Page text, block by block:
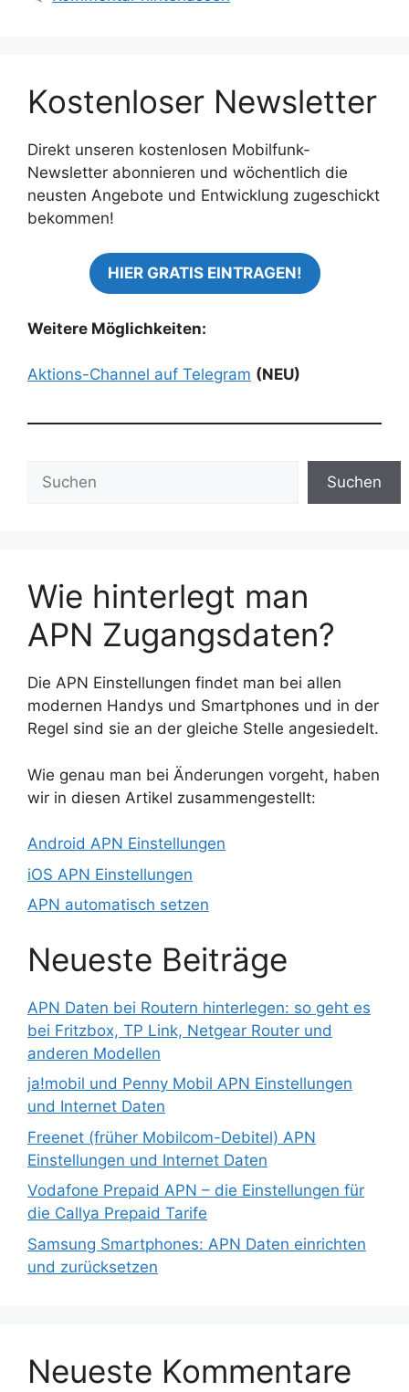
Kostenloser Newsletter
Direkt unseren kostenlosen Mobilfunk-
Newsletter abonnieren und wöchentlich die
neusten Angebote und Entwicklung zugeschickt
bekommen!
HIER GRATIS EINTRAGEN!
Weitere Möglichkeiten:
Aktions-Channel auf Telegram (NEU)
Suchen
Suchen
Wie hinterlegt man
APN Zugangsdaten?
Die APN Einstellungen findet man bei allen
modernen Handys und Smartphones und in der
Regel sind sie an der gleiche Stelle angesiedelt.
Wie genau man bei Änderungen vorgeht, haben
wir in diesen Artikel zusammengestellt:
Android APN Einstellungen
iOS APN Einstellungen
APN automatisch setzen
Neueste Beiträge
APN Daten bei Routern hinterlegen: so geht es
bei Fritzbox, TP Link, Netgear Router und
anderen Modellen
ja!mobil und Penny Mobil APN Einstellungen
und Internet Daten
Freenet (früher Mobilcom-Debitel) APN
Einstellungen und Internet Daten
Vodafone Prepaid APN – die Einstellungen für
die Callya Prepaid Tarife
Samsung Smartphones: APN Daten einrichten
und zurücksetzen
Neueste Kommentare